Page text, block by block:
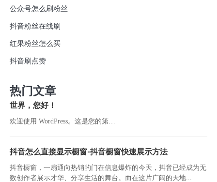
公众号怎么刷粉丝
抖音粉丝在线刷
红果粉丝怎么买
抖音刷点赞
热门文章
世界，您好！
欢迎使用 WordPress。这是您的第…
抖音怎么直接显示橱窗-抖音橱窗快速展示方法
抖音橱窗，一扇通向热销的门在信息爆炸的今天，抖音已经成为无
数创作者展示才华、分享生活的舞台。而在这片广阔的天地...